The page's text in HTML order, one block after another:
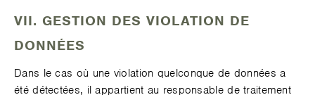
VII. GESTION DES VIOLATION DE
DONNÉES
Dans le cas où une violation quelconque de données a
été détectées, il appartient au responsable de traitement